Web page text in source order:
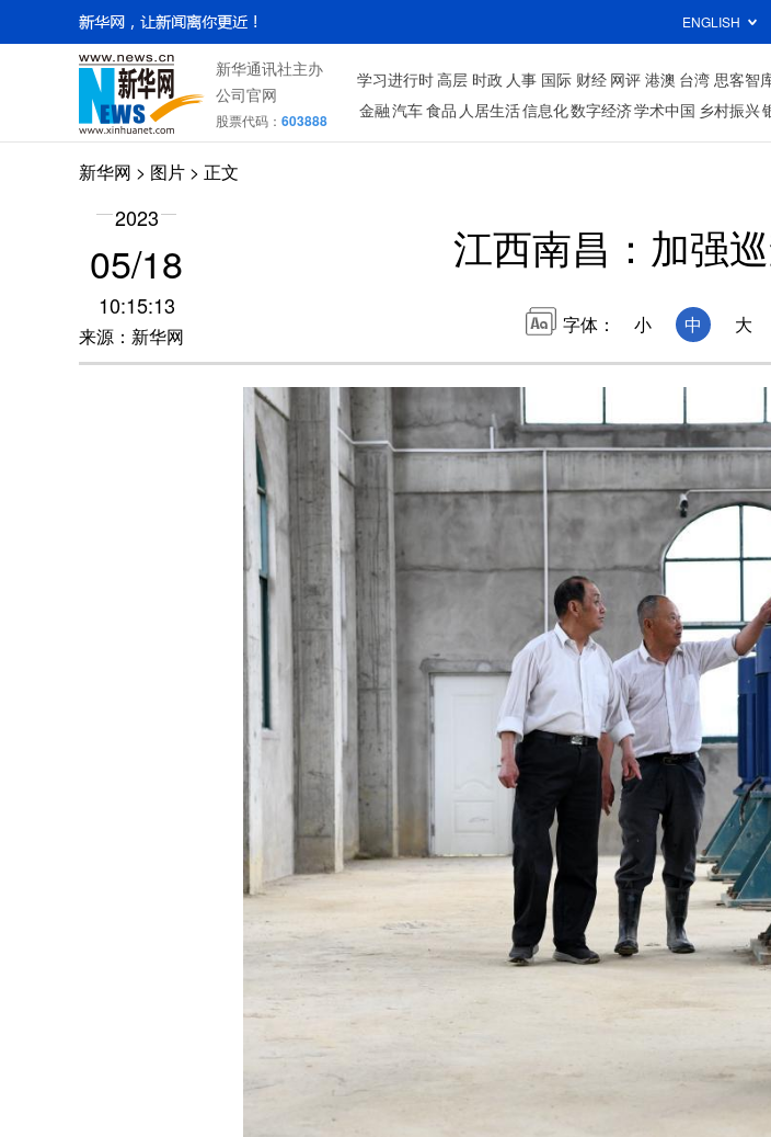
ENGLISH
新华通讯社主办
公司官网
股票代码： 603888
学习进行时高层 时政 人事 国际 财经 网评 港澳 台湾 思客智
金融汽车食品 人居生活信息化数字经济学术中国 乡村振兴
新华网 > 图片 > 正文
2023
05/18
10:15:13
来源：新华网
江西南昌：加强
字体： 小 中 大